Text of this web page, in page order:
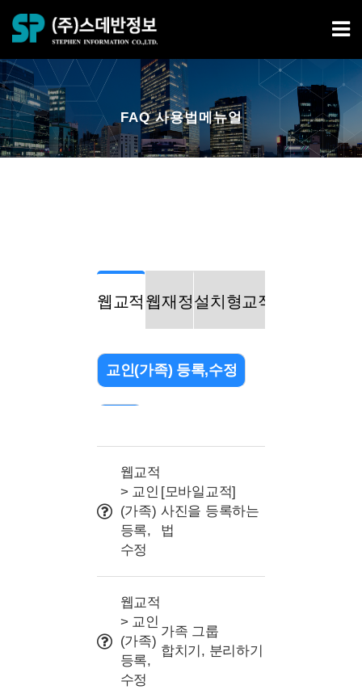
FAQ 사용법메뉴얼
웹교적 웹재정설치형교적
교인(가족) 등록,수정
출석 관리(QR/바코드)
조직(교구or부서) 설정
문자 관련
프로그램 및 명칭 설정
사용자권한(교사/리더)
웹교적
> 교인
(가족)
등록,
수정
[모바일교적]
사진을 등록하는
법
웹교적
> 교인
(가족)
등록,
수정
가족 그룹
합치기, 분리하기